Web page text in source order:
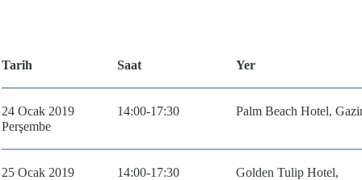
Tarih Saat Yer
24 Ocak 2019
Perşembe
14:00-17:30 Palm Beach Hotel,
25 Ocak 2019
14:00-17:30 Golden Tulip Hotel,